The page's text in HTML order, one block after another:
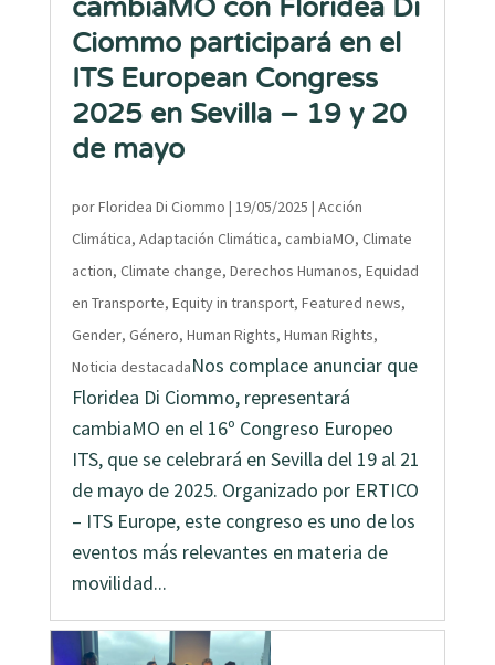
cambiaMO con Floridea Di
Ciommo participará en el
ITS European Congress
2025 en Sevilla – 19 y 20
de mayo
porFloridea Di Ciommo | 19/05/2025 | Acción
Climática, Adaptación Climática, cambiaMO, Climate
action, Climate change, Derechos Humanos, Equidad
en Transporte, Equity in transport, Featured news,
Gender, Género, Human Rights, Human Rights,
Noticia destacadaNos complace anunciar que
Floridea Di Ciommo, representará
cambiaMO en el 16º Congreso Europeo
ITS, que se celebrará en Sevilla del 19 al 21
de mayo de 2025. Organizado por ERTICO
– ITS Europe, este congreso es uno de los
eventos más relevantes en materia de
movilidad...